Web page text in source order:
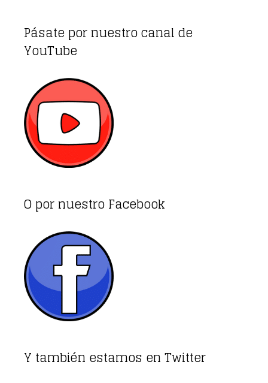
Pásate por nuestro canal de
YouTube
O por nuestro Facebook
Y también estamos en Twitter